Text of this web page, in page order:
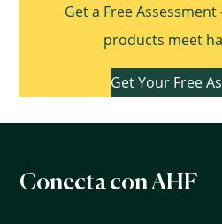
Get a Free
products meet
Get Your Free
Conecta con AHF